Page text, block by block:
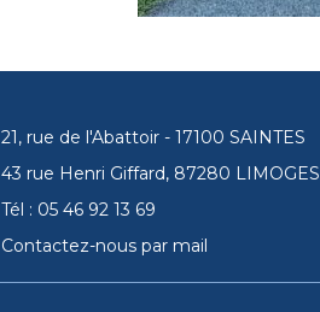
21, rue de l'Abattoir - 17100 SAINTES
43 rue Henri Giffard, 87280 LIMOGES
Tél : 05 46 92 13 69
Contactez-nous par mail